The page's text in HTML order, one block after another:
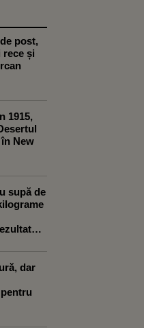
post,
rece și
1915,
New
supă de
dar